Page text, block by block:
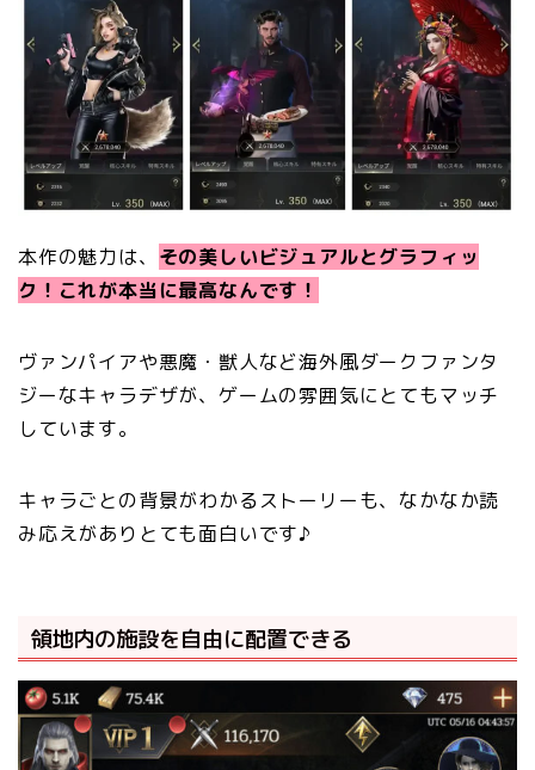
本作の魅力は、 その美しいビジュアルとグラフィッ
ク！これが本当に最高なんです！
ヴァンパイアや悪魔・獣人など海外風ダークファンタ
ジーなキャラデザが、ゲームの雰囲気にとてもマッチ
しています。
キャラごとの背景がわかるストーリーも、なかなか読
み応えがありとても面白いです♪
領地内の施設を自由に配置できる